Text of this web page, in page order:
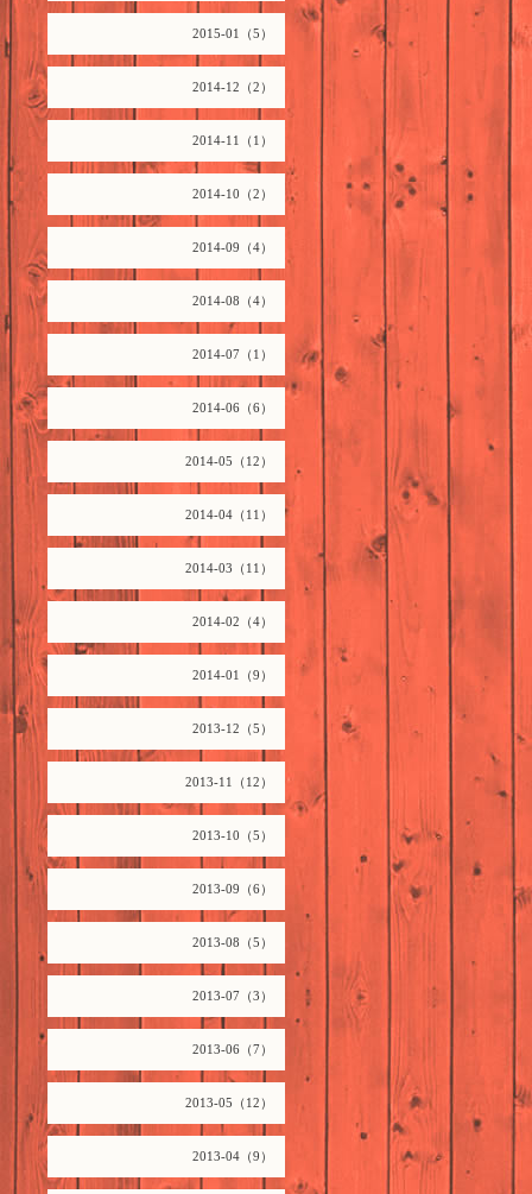
2015-01（5）
2014-12（2）
2014-11（1）
2014-10（2）
2014-09（4）
2014-08（4）
2014-07（1）
2014-06（6）
2014-05（12）
2014-04（11）
2014-03（11）
2014-02（4）
2014-01（9）
2013-12（5）
2013-11（12）
2013-10（5）
2013-09（6）
2013-08（5）
2013-07（3）
2013-06（7）
2013-05（12）
2013-04（9）